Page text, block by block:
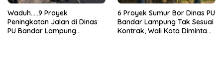
Waduh…..9 Proyek
Peningkatan Jalan di Dinas
PU Bandar Lampung
6 Proyek Sumur Bor Dinas PU
Bandar Lampung Tak Sesuai
Kontrak, Wali Kota Diminta